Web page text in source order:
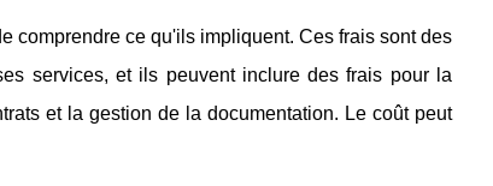
comprendre ce qu'ils impliquent. Ces frais sont des
services, et ils peuvent inclure des frais pour la
et la gestion de la documentation. Le coût peut